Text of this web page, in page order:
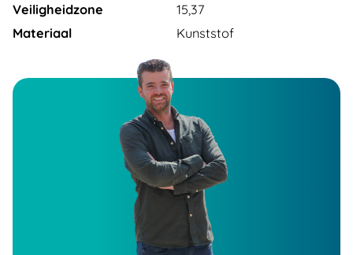
Veiligheidzone
15,37
Materiaal
Kunststof